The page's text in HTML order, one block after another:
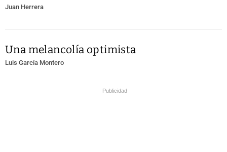
Juan Herrera
Una melancolía optimista
Luis García Montero
Publicidad